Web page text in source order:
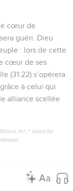
le cœur de
guéri. Dieu
: lors de cette
cœur de ses
(31.22) s’opérera
à celui qui
alliance scellée
Inc.® Used by